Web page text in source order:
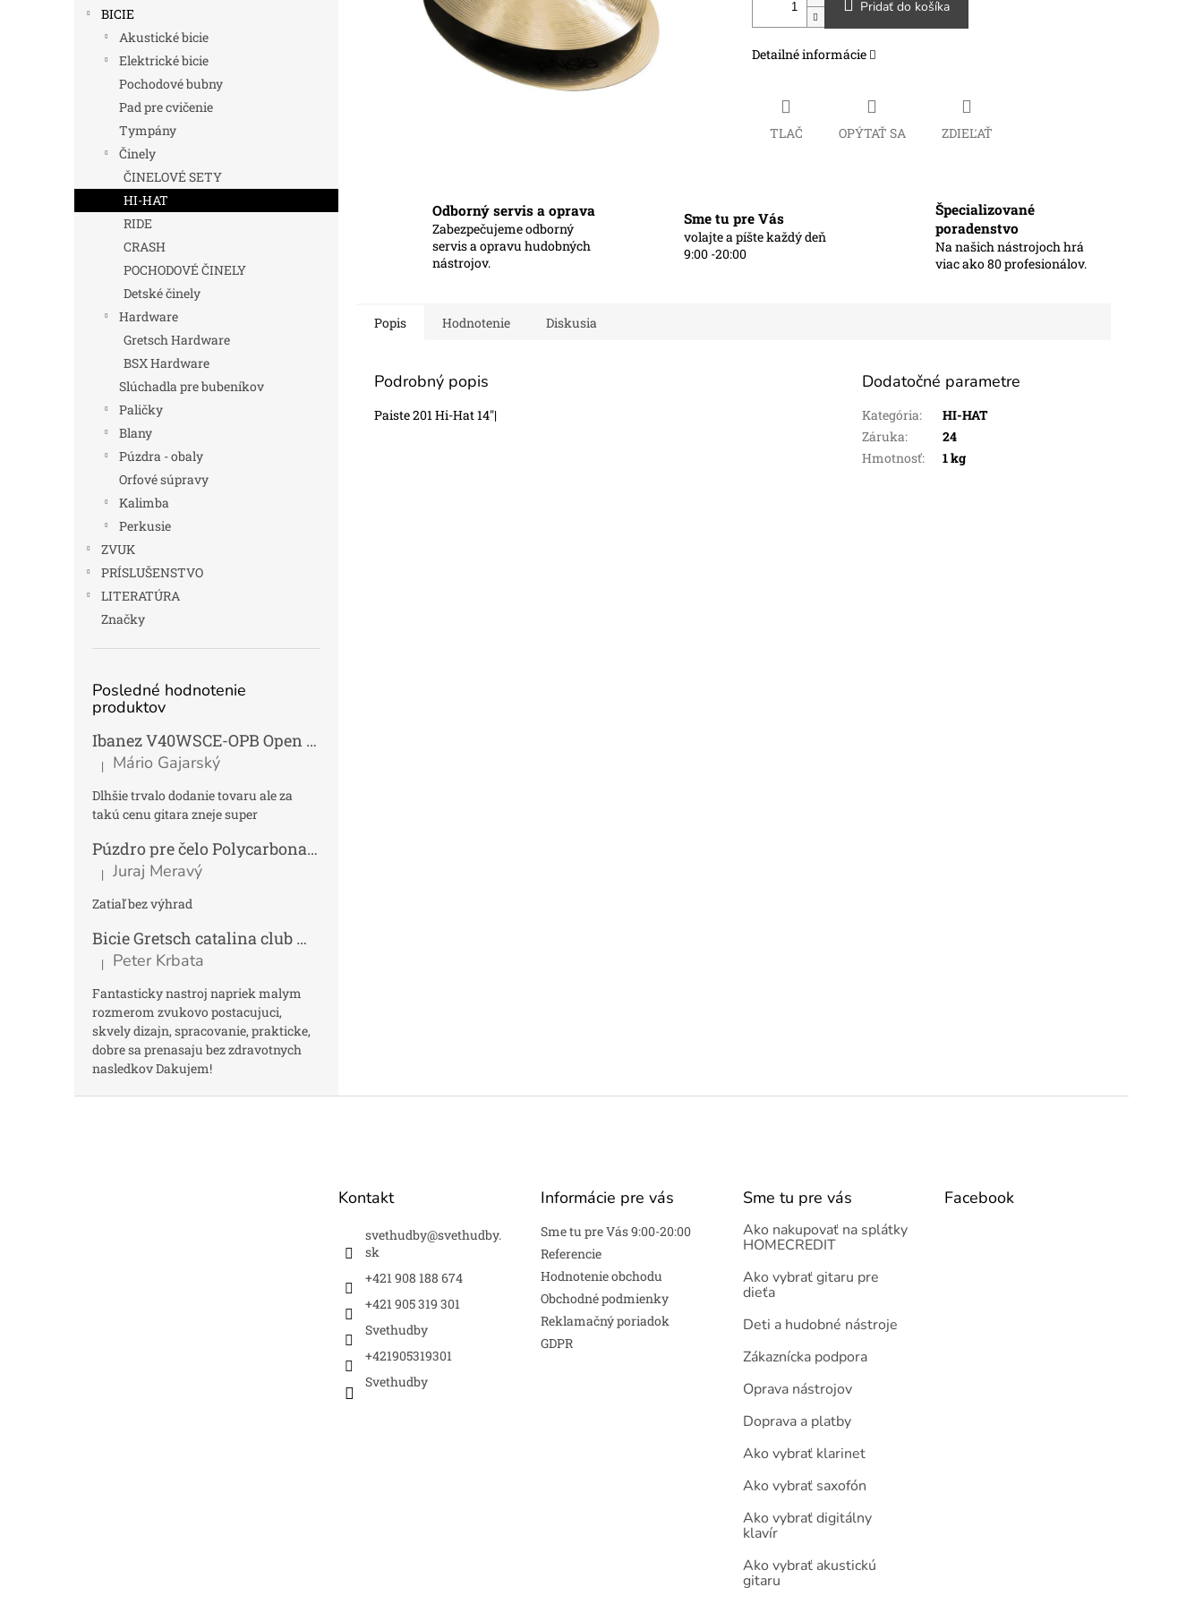
BICIE
Akustické bicie
Elektrické bicie
Pochodové bubny
Pad pre cvičenie
Tympány
Činely
ČINELOVÉ SETY
HI-HAT
RIDE
CRASH
POCHODOVÉ ČINELY
Detské činely
Hardware
Gretsch Hardware
BSX Hardware
Slúchadla pre bubeníkov
Paličky
Blany
Púzdra - obaly
Orfové súpravy
Kalimba
Perkusie
ZVUK
PRÍSLUŠENSTVO
LITERATÚRA
Značky
Posledné hodnotenie
produktov
Ibanez V40WSCE-OPB Open Pore Brown Elektroakustická gitara Dreadnought
Hodnotenie produktu je 4 z 5 hviezdičiek.
| Mário Gajarský
Dlhšie trvalo dodanie tovaru ale za
takú cenu gitara zneje super
Púzdro pre čelo Polycarbonat FUN
Hodnotenie produktu je 5 z 5 hviezdičiek.
| Juraj Meravý
Zatiaľ bez výhrad
Bicie Gretsch catalina club micro kit saf
Hodnotenie produktu je 5 z 5 hviezdičiek.
| Peter Krbata
Fantasticky nastroj napriek malym
rozmerom zvukovo postacujuci,
skvely dizajn, spracovanie, prakticke,
dobre sa prenasaju bez zdravotnych
nasledkov Dakujem!
Pridať do košíka
Detailné informácie
TLAČ OPÝTAŤ SA ZDIEĽAŤ
Odborný servis a oprava
Zabezpečujeme odborný
servis a opravu hudobných
nástrojov.
Sme tu pre Vás
volajte a píšte každý deň
9:00 -20:00
Špecializované
poradenstvo
Na našich nástrojoch hrá
viac ako 80 profesionálov.
Popis Hodnotenie Diskusia
Podrobný popis
Paiste 201 Hi-Hat 14"|
Dodatočné parametre
Kategória:
HI-HAT
Záruka:
24
Hmotnosť: 1 kg
Kontakt
svethudby@svethudby.
sk
+421 908 188 674
+421 905 319 301
Svethudby
+421905319301
Svethudby
Informácie pre vás
Sme tu pre Vás 9:00-20:00
Referencie
Hodnotenie obchodu
Obchodné podmienky
Reklamačný poriadok
GDPR
Sme tu pre vás
Ako nakupovať na splátky
HOMECREDIT
Ako vybrať gitaru pre
dieťa
Deti a hudobné nástroje
Zákaznícka podpora
Oprava nástrojov
Doprava a platby
Ako vybrať klarinet
Ako vybrať saxofón
Ako vybrať digitálny
klavír
Ako vybrať akustickú
gitaru
Facebook